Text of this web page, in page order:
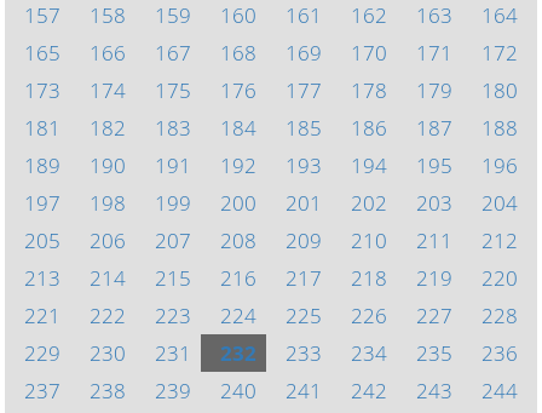
157
158 159 160 161 162 163
164
165
166 167 168 169 170 171
172
173
174 175 176 177 178 179
180
181
182 183 184 185 186 187
188
189
190 191 192 193 194 195
196
197
198 199 200 201 202 203
204
205
206 207 208 209 210 211
212
213
214 215 216 217 218 219
220
221
222 223 224 225 226 227
228
229
230 231 232 233 234 235
236
237
238 239 240 241 242 243
244